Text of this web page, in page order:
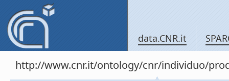
data.CNR.it
http://www.cnr.it/ontology/cnr/individuo/